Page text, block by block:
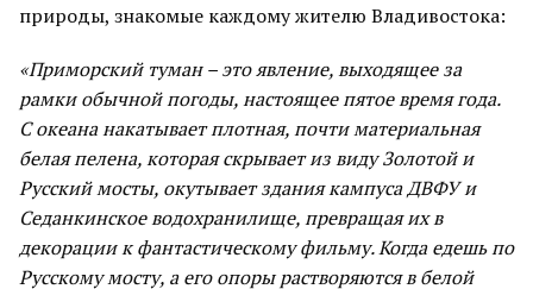
природы, знакомые каждому жителю Владивостока:
«Приморский туман – это явление, выходящее за
рамки обычной погоды, настоящее пятое время года.
С океана накатывает плотная, почти материальная
белая пелена, которая скрывает из виду Золотой и
Русский мосты, окутывает здания кампуса ДВФУ и
Седанкинское водохранилище, превращая их в
декорации к фантастическому фильму. Когда едешь по
Русскому мосту, а его опоры растворяются в белой